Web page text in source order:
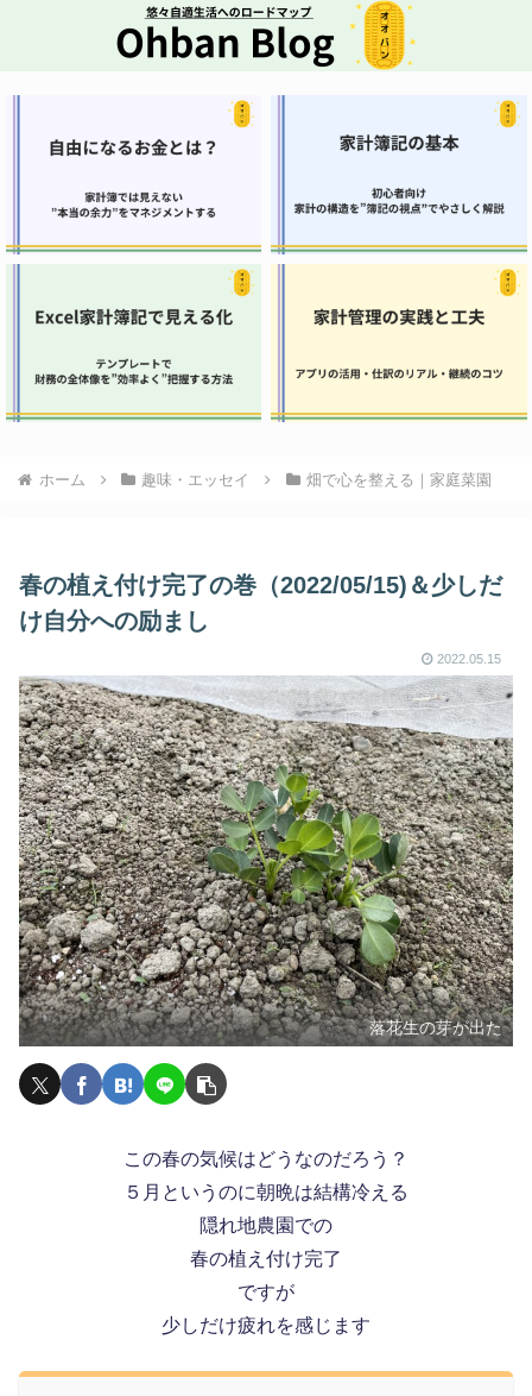
ホーム 趣味・エッセイ 畑で心を整える｜家庭菜園
春の植え付け完了の巻（2022/05/15)＆少しだ
け自分への励まし
2022.05.15
落花生の芽が出た
この春の気候はどうなのだろう？
５月というのに朝晩は結構冷える
隠れ地農園での
春の植え付け完了
ですが
少しだけ疲れを感じます